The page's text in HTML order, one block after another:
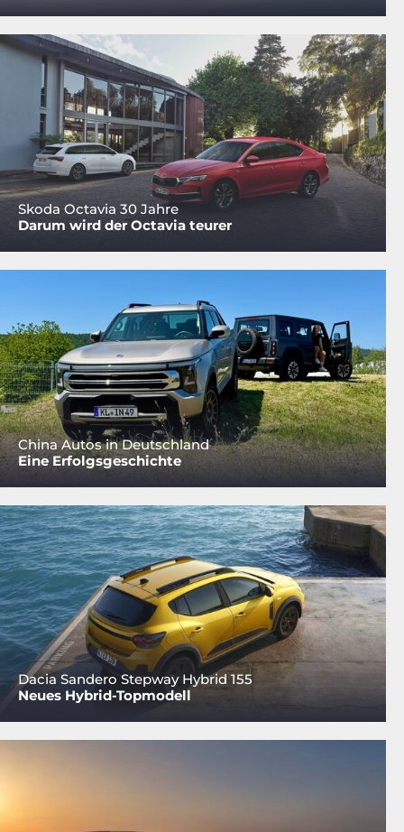
Skoda Octavia 30 Jahre
Darum wird der Octavia teurer
China Autos in Deutschland
Eine Erfolgsgeschichte
Dacia Sandero Stepway Hybrid 155
Neues Hybrid-Topmodell